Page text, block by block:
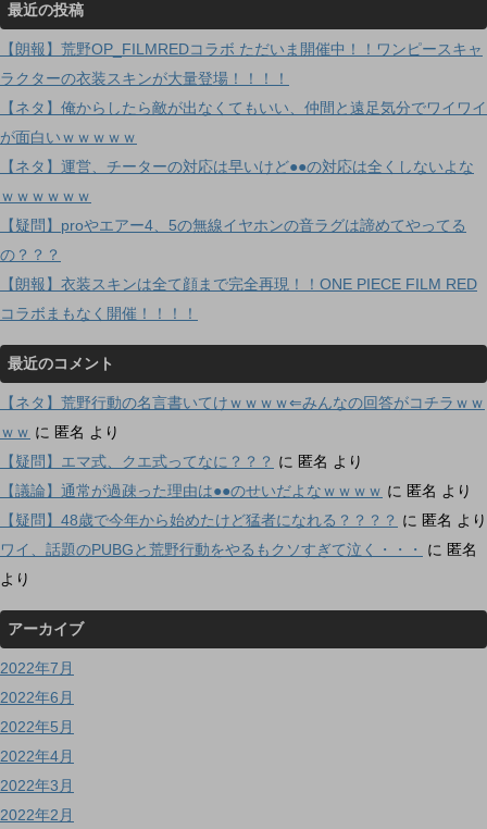
最近の投稿
【朗報】荒野OP_FILMREDコラボ ただいま開催中！！ワンピースキャ
ラクターの衣装スキンが大量登場！！！！
【ネタ】俺からしたら敵が出なくてもいい、仲間と遠足気分でワイワイ
が面白いｗｗｗｗｗ
【ネタ】運営、チーターの対応は早いけど●●の対応は全くしないよな
ｗｗｗｗｗｗ
【疑問】proやエアー4、5の無線イヤホンの音ラグは諦めてやってる
の？？？
【朗報】衣装スキンは全て顔まで完全再現！！ONE PIECE FILM RED
コラボまもなく開催！！！！
最近のコメント
【ネタ】荒野行動の名言書いてけｗｗｗｗ⇐みんなの回答がコチラｗｗ
ｗｗ に 匿名 より
【疑問】エマ式、クエ式ってなに？？？ に 匿名 より
【議論】通常が過疎った理由は●●のせいだよなｗｗｗｗ に 匿名 より
【疑問】48歳で今年から始めたけど猛者になれる？？？？ に 匿名 より
ワイ、話題のPUBGと荒野行動をやるもクソすぎて泣く・・・
に 匿名
より
アーカイブ
2022年7月
2022年6月
2022年5月
2022年4月
2022年3月
2022年2月